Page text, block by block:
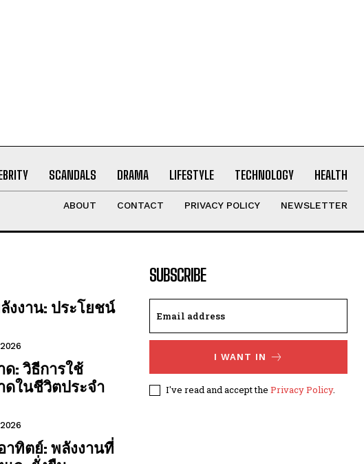
SCANDALS DRAMA LIFESTYLE TECHNOLOGY HEALTH
ABOUT CONTACT PRIVACY POLICY NEWSLETTER
งงาน: ประโยชน์
ด: วิธีการใช้
ดในชีวิตประจำ
าทิตย์: พลังงานที่
SUBSCRIBE
I WANT IN
I've read and accept the Privacy Policy.